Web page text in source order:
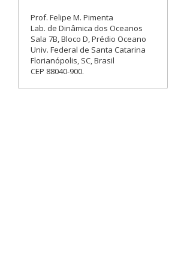
Prof. Felipe M. Pimenta
Lab. de Dinâmica dos Oceanos
Sala 7B, Bloco D, Prédio Oceano
Univ. Federal de Santa Catarina
Florianópolis, SC, Brasil
CEP 88040-900.